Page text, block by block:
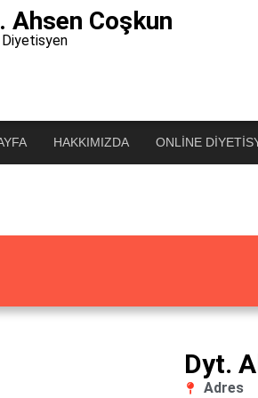
Bul
HAKKIMIZDA ONLINE
Ahsen Coşkun
Dyt.
Adres